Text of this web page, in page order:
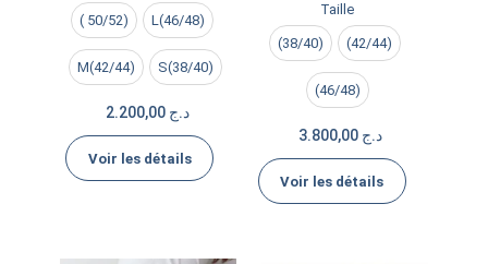
( 50/52) L(46/48)
M(42/44) S(38/40)
د.ج
Voir les détails
Taille
(38/40) (42/44)
(46/48)
د.ج 3.800,00
Voir les détails